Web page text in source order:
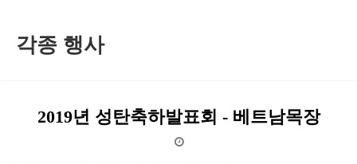
각종 행사
2019년 성탄축하발표회 - 베트남목장